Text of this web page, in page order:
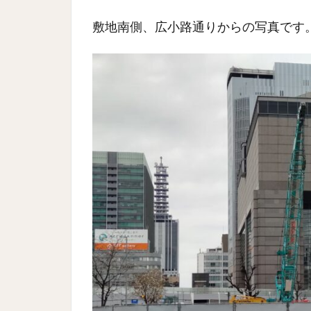
敷地南側、広小路通りからの写真です